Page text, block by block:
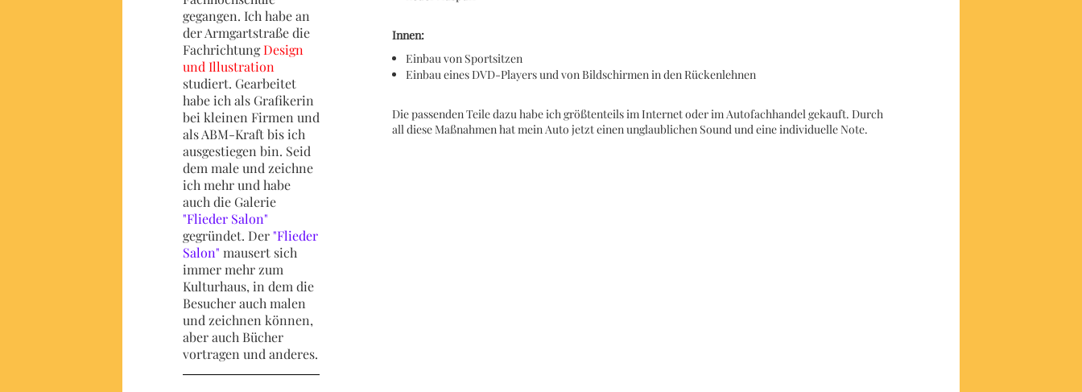
gegangen. Ich habe an
der Armgartstraße die
FachrichtungDesign
und Illustration
studiert. Gearbeitet
habe ich als Grafikerin
bei kleinen Firmen und
als ABM-Kraft bis ich
ausgestiegen bin. Seid
dem male und zeichne
ich mehr und habe
auch die Galerie
"Flieder Salon"
gegründet. Der "Flieder
Salon" mausert sich
immer mehr zum
Kulturhaus, in dem die
Besucher auch malen
und zeichnen können,
aber auch Bücher
vortragen und anderes.
Innen:
Einbau von Sportsitzen
Einbau eines DVD-Players und von Bildschirmen in den Rückenlehnen
Die passenden Teile dazu habe ich größtenteils im Internet oder im Autofachhandel gekauft. Durch
all diese Maßnahmen hat mein Auto jetzt einen unglaublichen Sound und eine individuelle Note.